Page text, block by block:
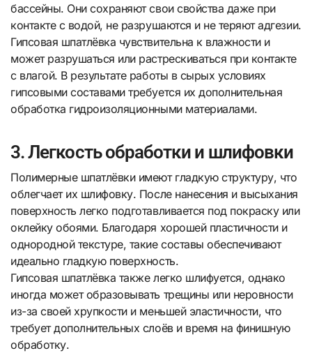
бассейны. Они сохраняют свои свойства даже при
контакте с водой, не разрушаются и не теряют адгезии.
Гипсовая шпатлёвка чувствительна к влажности и
может разрушаться или растрескиваться при контакте
с влагой. В результате работы в сырых условиях
гипсовыми составами требуется их дополнительная
обработка гидроизоляционными материалами.
3. Легкость обработки и шлифовки
Полимерные шпатлёвки имеют гладкую структуру, что
облегчает их шлифовку. После нанесения и высыхания
поверхность легко подготавливается под покраску или
оклейку обоями. Благодаря хорошей пластичности и
однородной текстуре, такие составы обеспечивают
идеально гладкую поверхность.
Гипсовая шпатлёвка также легко шлифуется, однако
иногда может образовывать трещины или неровности
из-за своей хрупкости и меньшей эластичности, что
требует дополнительных слоёв и время на финишную
обработку.